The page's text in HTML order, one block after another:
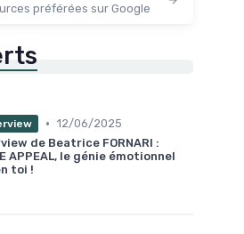
préférées sur Google
• 12/06/2025
de Beatrice FORNARI :
APPEAL, le génie émotionnel
toi !